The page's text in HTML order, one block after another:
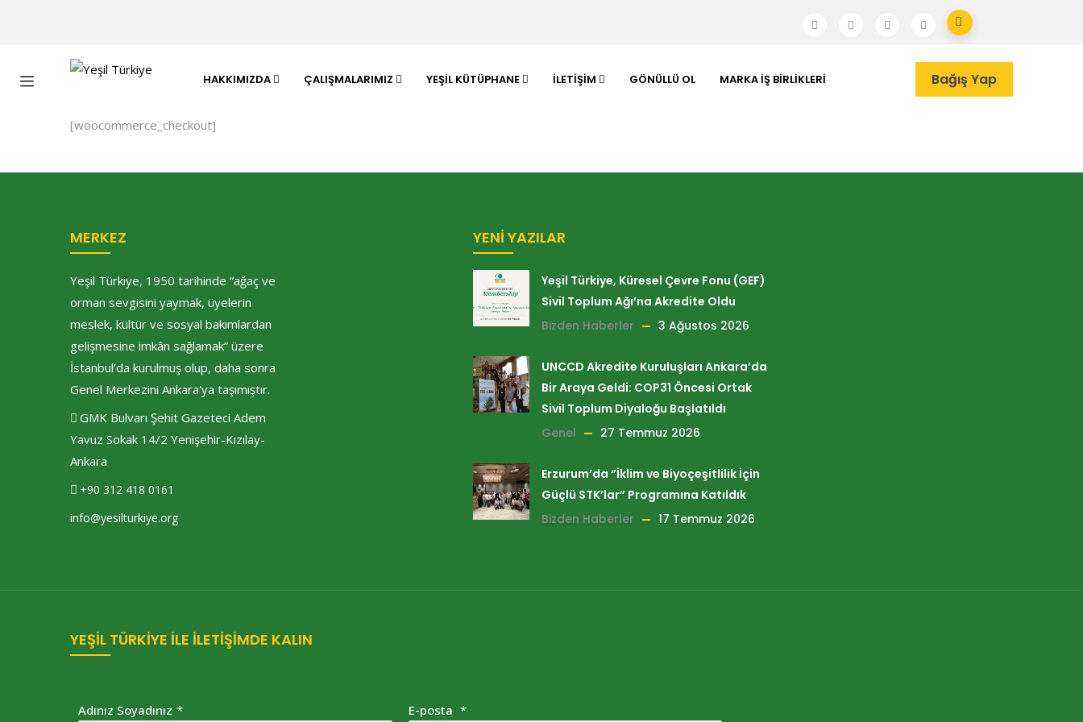
HAKKIMIZDA ÇALIŞMALARIMIZ YEŞIL KÜTÜPHANE İLETIŞIM GÖNÜLLÜ OL MARKA İŞ BIRLIKLERI Bağış Yap
[woocommerce_checkout]
MERKEZ
Yeşil Türkiye, 1950 tarihinde “ağaç ve
orman sevgisini yaymak, üyelerin
meslek, kültür ve sosyal bakımlardan
gelişmesine imkân sağlamak” üzere
İstanbul’da kurulmuş olup, daha sonra
Genel Merkezini Ankara'ya taşımıştır.
GMK Bulvarı Şehit Gazeteci Adem
Yavuz Sokak 14/2 Yenişehir-Kızılay-
Ankara
+90 312 418 0161
info@yesilturkiye.org
YENI YAZILAR
Yeşil Türkiye, Küresel Çevre Fonu (GEF)
Sivil Toplum Ağı’na Akredite Oldu
Bizden Haberler
3 Ağustos 2026
UNCCD Akredite Kuruluşları Ankara’da
Bir Araya Geldi: COP31 Öncesi Ortak
Sivil Toplum Diyaloğu Başlatıldı
Genel
27 Temmuz 2026
Erzurum’da “İklim ve Biyoçeşitlilik İçin
Güçlü STK’lar” Programına Katıldık
Bizden Haberler
17 Temmuz 2026
YEŞİL TÜRKİYE İLE İLETİŞİMDE KALIN
Adınız Soyadınız * E-posta *